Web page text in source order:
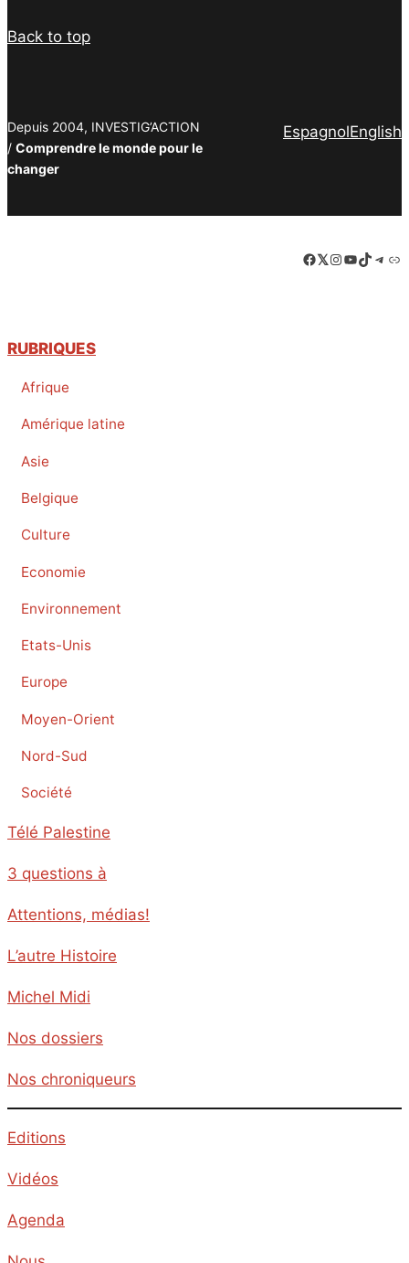
Back to top
Depuis 2004, INVESTIG’ACTION
/ Comprendre le monde pour le
changer
EspagnolEnglish
Facebook
LinkedIn
Instagram
YouTube
TikTok
RUBRIQUES
Afrique
Amérique latine
Asie
Belgique
Culture
Economie
Environnement
Etats-Unis
Europe
Moyen-Orient
Nord-Sud
Société
Télé Palestine
3 questions à
Attentions, médias!
L’autre Histoire
Michel Midi
Nos dossiers
Nos chroniqueurs
Editions
Vidéos
Agenda